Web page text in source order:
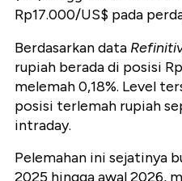
Rp17.000/US$ pada
Berdasarkan data
rupiah berada di posisi
melemah 0,18%. Level
posisi terlemah rupiah
intraday.
Pelemahan ini sejatinya
2025 hingga awal 2026,